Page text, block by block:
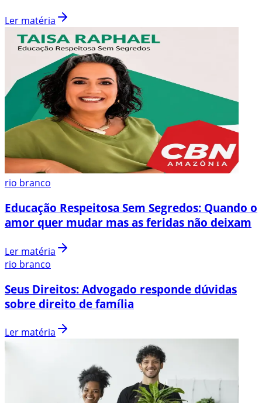
Ler matéria
rio branco
Educação Respeitosa Sem Segredos: Quando o
amor quer mudar mas as feridas não deixam
Ler matéria
rio branco
Seus Direitos: Advogado responde dúvidas
sobre direito de família
Ler matéria